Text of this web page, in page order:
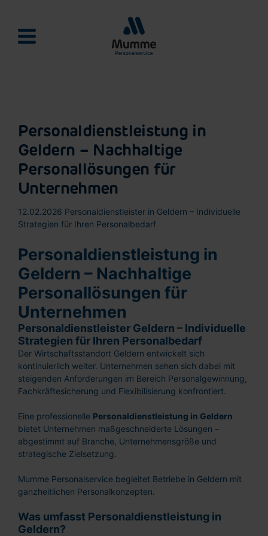
Mumme Personalservie
Personaldienstleistung in
Geldern – Nachhaltige
Personallösungen für
Unternehmen
12.02.2026 Personaldienstleister in Geldern – Individuelle
Strategien für Ihren Personalbedarf
Personaldienstleistung in
Geldern – Nachhaltige
Personallösungen für
Unternehmen
Personaldienstleister Geldern – Individuelle
Strategien für Ihren Personalbedarf
Der Wirtschaftsstandort Geldern entwickelt sich
kontinuierlich weiter. Unternehmen sehen sich dabei mit
steigenden Anforderungen im Bereich Personalgewinnung,
Fachkräftesicherung und Flexibilisierung konfrontiert.
Eine professionelle Personaldienstleistung in Geldern
bietet Unternehmen maßgeschneiderte Lösungen –
abgestimmt auf Branche, Unternehmensgröße und
strategische Zielsetzung.
Mumme Personalservice begleitet Betriebe in Geldern mit
ganzheitlichen Personalkonzepten.
Was umfasst Personaldienstleistung in
Geldern?